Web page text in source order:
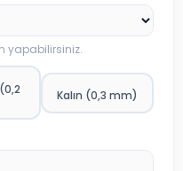
yapabilirsiniz.
Kalın (0,3 mm)